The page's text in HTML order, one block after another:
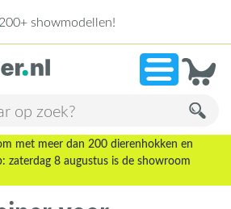
»13.945
met meer dan 200 dierenhokken en
zaterdag 8 augustus is de showroom